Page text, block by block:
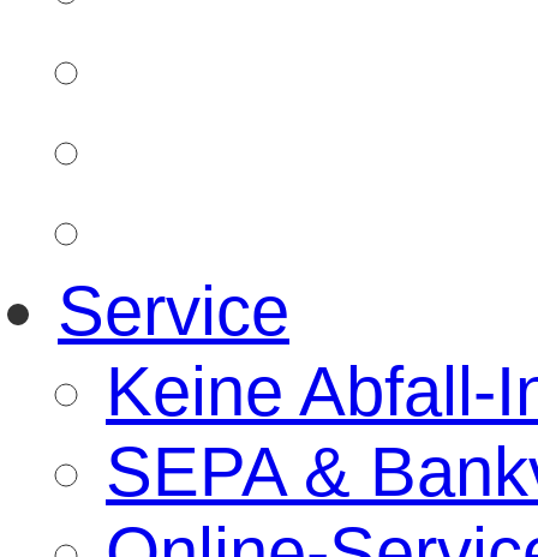
Service
Keine Abfall-
SEPA &